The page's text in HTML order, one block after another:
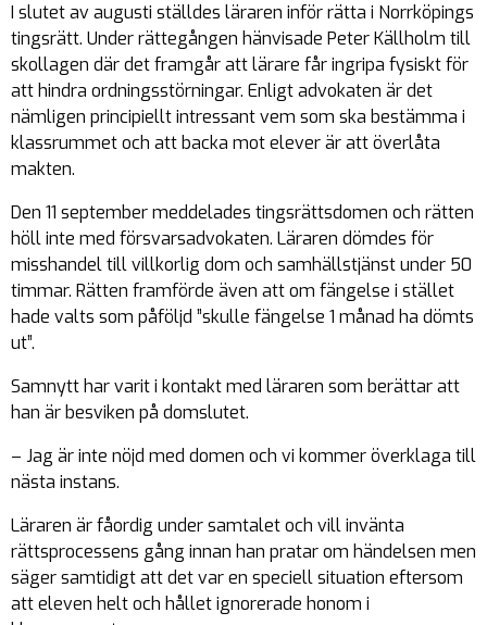
I slutet av augusti ställdes läraren inför rätta i Norrköpings
tingsrätt. Under rättegången hänvisade Peter Källholm till
skollagen där det framgår att lärare får ingripa fysiskt för
att hindra ordningsstörningar. Enligt advokaten är det
nämligen principiellt intressant vem som ska bestämma i
klassrummet och att backa mot elever är att överlåta
makten.
Den 11 september meddelades tingsrättsdomen och rätten
höll inte med försvarsadvokaten. Läraren dömdes för
misshandel till villkorlig dom och samhällstjänst under 50
timmar. Rätten framförde även att om fängelse i stället
hade valts som påföljd ”skulle fängelse 1 månad ha dömts
ut”.
Samnytt har varit i kontakt med läraren som berättar att
han är besviken på domslutet.
– Jag är inte nöjd med domen och vi kommer överklaga till
nästa instans.
Läraren är fåordig under samtalet och vill invänta
rättsprocessens gång innan han pratar om händelsen men
säger samtidigt att det var en speciell situation eftersom
att eleven helt och hållet ignorerade honom i